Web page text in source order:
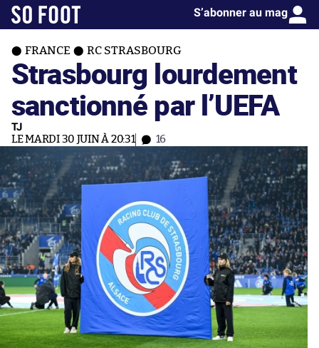
S’abonner au mag
FRANCE RC STRASBOURG
Strasbourg lourdement
sanctionné par l’UEFA
TJ
LE MARDI 30 JUIN À 20:31 16